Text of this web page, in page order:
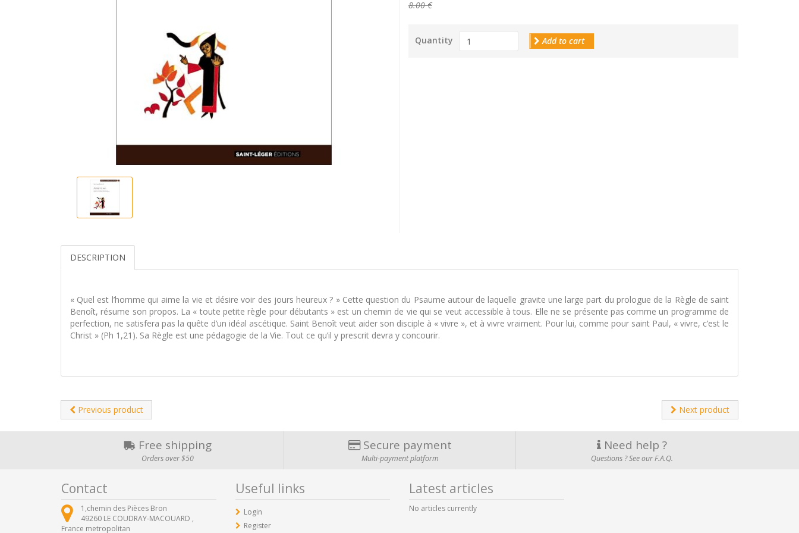
8.00 €
Quantity Add to cart
DESCRIPTION
« Quel est l’homme qui aime la vie et désire voir des jours heureux ? » Cette question du Psaume autour de laquelle gravite une large part du prologue de la Règle de saint
Benoît, résume son propos. La « toute petite règle pour débutants » est un chemin de vie qui se veut accessible à tous. Elle ne se présente pas comme un programme de
perfection, ne satisfera pas la quête d’un idéal ascétique. Saint Benoît veut aider son disciple à « vivre », et à vivre vraiment. Pour lui, comme pour saint Paul, « vivre, c’est le
Christ » (Ph 1,21). Sa Règle est une pédagogie de la Vie. Tout ce qu’il y prescrit devra y concourir.
Previous product Next product
Free shipping
Orders over $50
Secure payment
Multi-payment platform
Need help ?
Questions ? See our F.A.Q.
Contact
1,chemin des Pièces Bron
49260 LE COUDRAY-MACOUARD ,
France metropolitan
Useful links
Login
Register
Latest articles
No articles currently